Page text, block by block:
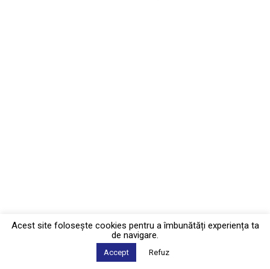
Acest site foloseşte cookies pentru a îmbunătăți experiența ta
de navigare.
Accept Refuz